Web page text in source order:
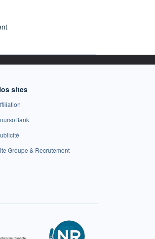
sites
Groupe & Recrutement